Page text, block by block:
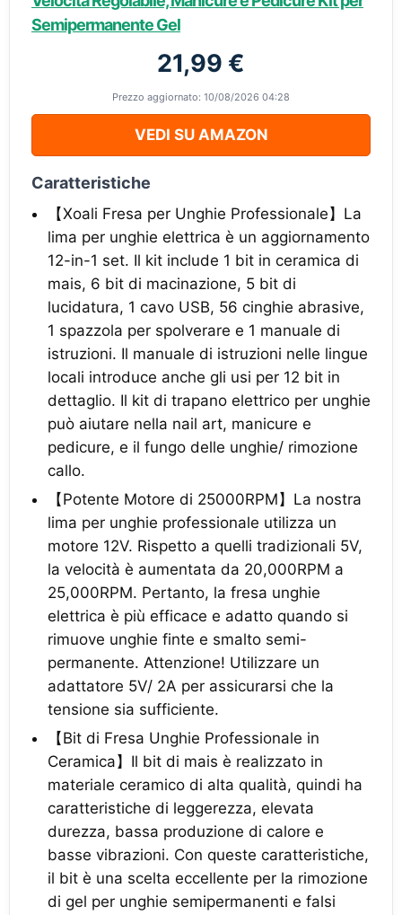
Semipermanente Gel
21,99 €
Prezzo aggiornato: 10/08/2026 04:28
VEDI SU AMAZON
Caratteristiche
【Xoali Fresa per Unghie Professionale】La
lima per unghie elettrica è un aggiornamento
12-in-1 set. Il kit include 1 bit in ceramica di
mais, 6 bit di macinazione, 5 bit di
lucidatura, 1 cavo USB, 56 cinghie abrasive,
1 spazzola per spolverare e 1 manuale di
istruzioni. Il manuale di istruzioni nelle lingue
locali introduce anche gli usi per 12 bit in
dettaglio. Il kit di trapano elettrico per unghie
può aiutare nella nail art, manicure e
pedicure, e il fungo delle unghie/ rimozione
callo.
【Potente Motore di 25000RPM】La nostra
lima per unghie professionale utilizza un
motore 12V. Rispetto a quelli tradizionali 5V,
la velocità è aumentata da 20,000RPM a
25,000RPM. Pertanto, la fresa unghie
elettrica è più efficace e adatto quando si
rimuove unghie finte e smalto semi-
permanente. Attenzione! Utilizzare un
adattatore 5V/ 2A per assicurarsi che la
tensione sia sufficiente.
【Bit di Fresa Unghie Professionale in
Ceramica】Il bit di mais è realizzato in
materiale ceramico di alta qualità, quindi ha
caratteristiche di leggerezza, elevata
durezza, bassa produzione di calore e
basse vibrazioni. Con queste caratteristiche,
il bit è una scelta eccellente per la rimozione
di gel per unghie semipermanenti e falsi